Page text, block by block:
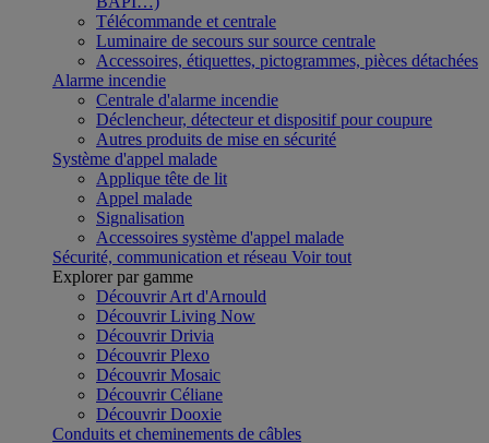
Télécommande et centrale
Luminaire de secours sur source centrale
Accessoires, étiquettes, pictogrammes, pièces détachées
Alarme incendie
Centrale d'alarme incendie
Déclencheur, détecteur et dispositif pour coupure
Autres produits de mise en sécurité
Système d'appel malade
Applique tête de lit
Appel malade
Signalisation
Accessoires système d'appel malade
Sécurité, communication et réseau Voir tout
Explorer par gamme
Découvrir Art d'Arnould
Découvrir Living Now
Découvrir Drivia
Découvrir Plexo
Découvrir Mosaic
Découvrir Céliane
Découvrir Dooxie
Conduits et cheminements de câbles